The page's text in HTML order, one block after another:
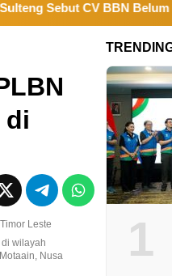
CV BBN Belum
di
wilayah
Nusa
1